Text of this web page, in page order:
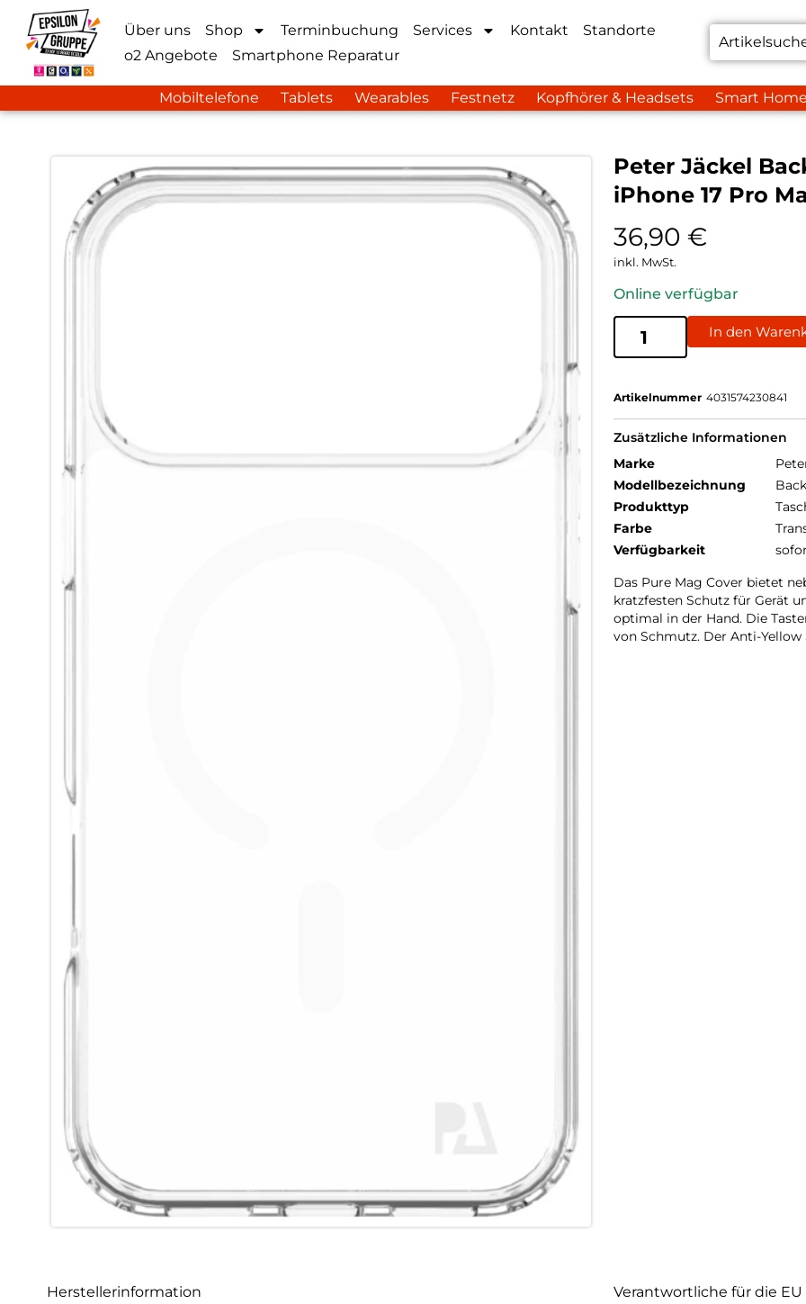
Über uns Shop Terminbuchung Services Kontakt
Standorte
o2 Angebote
Smartphone Reparatur
Mobiltelefone Tablets Wearables Festnetz Kopfhörer & Headsets Smart
Peter Jäckel
iPhone 17 Pro
36,90 €
inkl. MwSt.
Online verfügbar
In den
Artikelnummer 4031574230841
Zusätzliche Informationen
Marke
Modellbezeichnung
Produkttyp
Farbe
Verfügbarkeit
Das Pure Mag Cover bietet
kratzfesten Schutz für Gerät
optimal in der Hand. Die
von Schmutz. Der Anti-
Herstellerinformation
Verantwortliche für die EU